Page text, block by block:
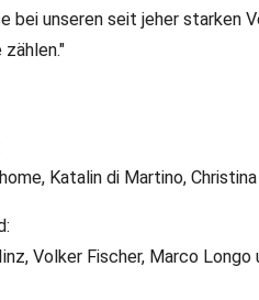
Bahrain -
Gold
Veteraninnen als auch die
bei unseren seit jeher starken
Katalin di Martino,
Volker Fischer, Marco Longo